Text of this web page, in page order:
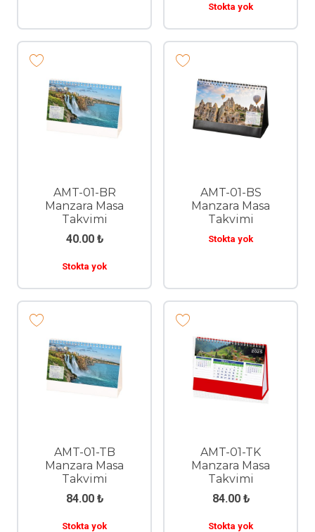
Stokta yok
AMT-01-BR
Manzara Masa
Takvimi
40.00 ₺
Stokta yok
AMT-01-BS
Manzara Masa
Takvimi
Stokta yok
AMT-01-TB
Manzara Masa
Takvimi
84.00 ₺
Stokta yok
AMT-01-TK
Manzara Masa
Takvimi
84.00 ₺
Stokta yok